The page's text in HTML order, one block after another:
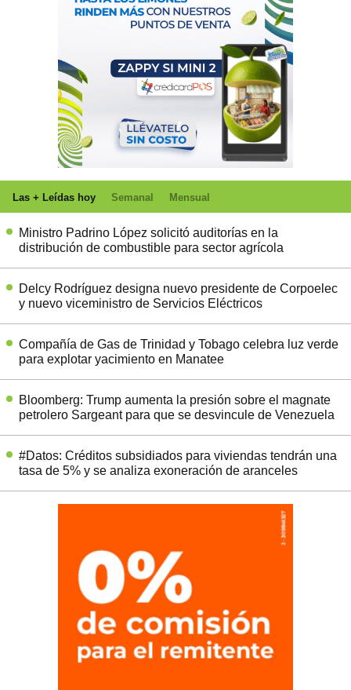
Las + Leídas hoy Semanal Mensual
Ministro Padrino López solicitó auditorías en la
distribución de combustible para sector agrícola
Delcy Rodríguez designa nuevo presidente de Corpoelec
y nuevo viceministro de Servicios Eléctricos
Compañía de Gas de Trinidad y Tobago celebra luz verde
para explotar yacimiento en Manatee
Bloomberg: Trump aumenta la presión sobre el magnate
petrolero Sargeant para que se desvincule de Venezuela
#Datos: Créditos subsidiados para viviendas tendrán una
tasa de 5% y se analiza exoneración de aranceles